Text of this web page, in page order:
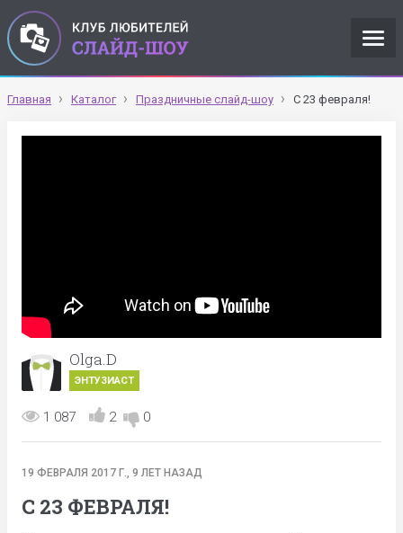
Главная Каталог Праздничные слайд-шоу С 23 февраля!
Olga.D
ЭНТУЗИАСТ
1 087 2 0
19 ФЕВРАЛЯ 2017 Г., 9 ЛЕТ НАЗАД
С 23 ФЕВРАЛЯ!